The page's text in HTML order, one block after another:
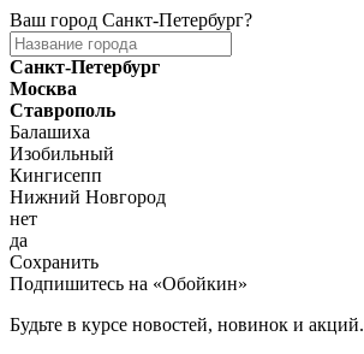
Ваш город Санкт-Петербург?
Санкт-Петербург
Москва
Ставрополь
Балашиха
Изобильный
Кингисепп
Нижний Новгород
нет
да
Сохранить
Подпишитесь на «Обойкин»
Будьте в курсе новостей, новинок и акций.